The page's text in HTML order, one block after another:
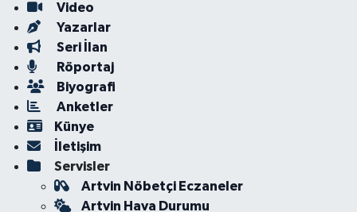
Video
Yazarlar
Seri İlan
Röportaj
Biyografi
Anketler
Künye
İletişim
Servisler
Artvin Nöbetçi Eczaneler
Artvin Hava Durumu